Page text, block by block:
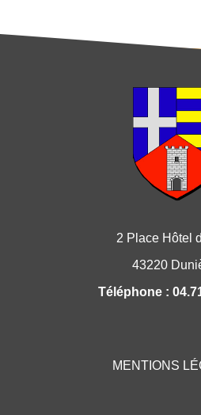
2 Place Hôtel
43220
Téléphone :
MENTIONS